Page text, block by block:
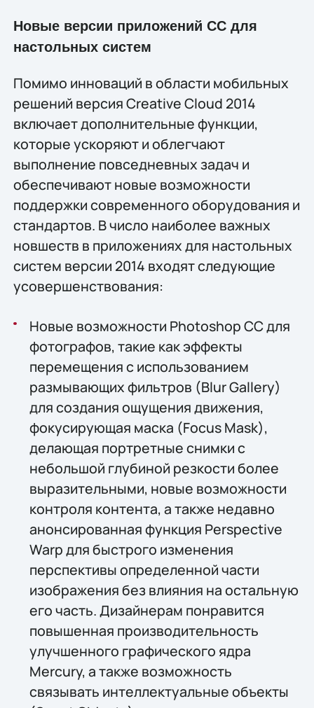
Новые версии приложений CC для
настольных систем
Помимо инноваций в области мобильных
решений версия Creative Cloud 2014
включает дополнительные функции,
которые ускоряют и облегчают
выполнение повседневных задач и
обеспечивают новые возможности
поддержки современного оборудования и
стандартов. В число наиболее важных
новшеств в приложениях для настольных
систем версии 2014 входят следующие
усовершенствования:
Новые возможности Photoshop CC для
фотографов, такие как эффекты
перемещения с использованием
размывающих фильтров (Blur Gallery)
для создания ощущения движения,
фокусирующая маска (Focus Mask),
делающая портретные снимки с
небольшой глубиной резкости более
выразительными, новые возможности
контроля контента, а также недавно
анонсированная функция Perspective
Warp для быстрого изменения
перспективы определенной части
изображения без влияния на остальную
его часть. Дизайнерам понравится
повышенная производительность
улучшенного графического ядра
Mercury, а также возможность
связывать интеллектуальные объекты